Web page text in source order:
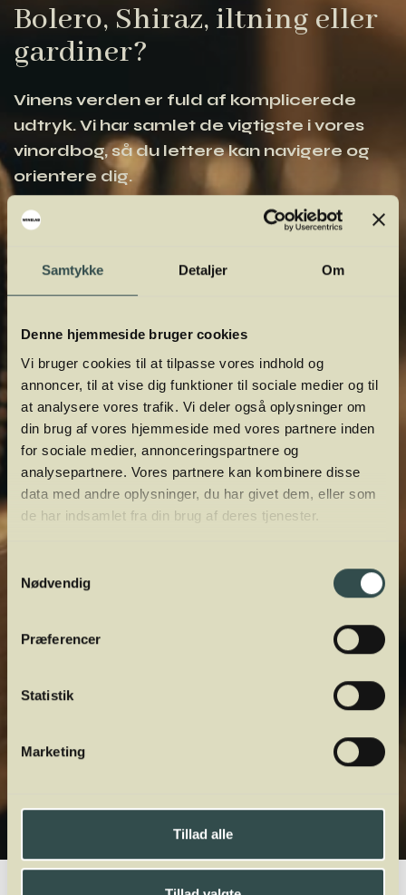
Samtykke Detaljer Om
Denne hjemmeside bruger cookies
Vi bruger cookies til at tilpasse vores indhold og
annoncer, til at vise dig funktioner til sociale medier og til
at analysere vores trafik. Vi deler også oplysninger om
din brug af vores hjemmeside med vores partnere inden
for sociale medier, annonceringspartnere og
analysepartnere. Vores partnere kan kombinere disse
data med andre oplysninger, du har givet dem, eller som
de har indsamlet fra din brug af deres tjenester.
Nødvendig
Præferencer
Statistik
Marketing
Tillad alle
Bolero, Shiraz, iltning eller
gardiner?
Vinens verden er fuld af komplicerede
udtryk. Vi har samlet de vigtigste i vores
vinordbog, så du lettere kan navigere og
orientere dig.